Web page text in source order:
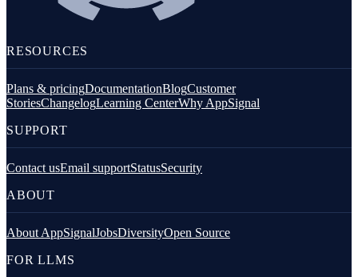
RESOURCES
Plans & pricingDocumentationBlogCustomer
StoriesChangelogLearning CenterWhy AppSignal
SUPPORT
Contact usEmail supportStatusSecurity
ABOUT
About AppSignalJobsDiversityOpen Source
FOR LLMS